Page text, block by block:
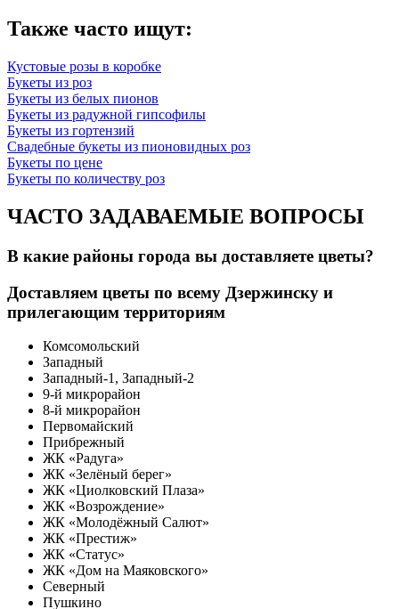
Также часто ищут:
Кустовые розы в коробке
Букеты из роз
Букеты из белых пионов
Букеты из радужной гипсофилы
Букеты из гортензий
Свадебные букеты из пионовидных роз
Букеты по цене
Букеты по количеству роз
ЧАСТО ЗАДАВАЕМЫЕ ВОПРОСЫ
В какие районы города вы доставляете цветы?
Доставляем цветы по всему Дзержинску и
прилегающим территориям
Комсомольский
Западный
Западный-1, Западный-2
9-й микрорайон
8-й микрорайон
Первомайский
Прибрежный
ЖК «Радуга»
ЖК «Зелёный берег»
ЖК «Циолковский Плаза»
ЖК «Возрождение»
ЖК «Молодёжный Салют»
ЖК «Престиж»
ЖК «Статус»
ЖК «Дом на Маяковского»
Северный
Пушкино